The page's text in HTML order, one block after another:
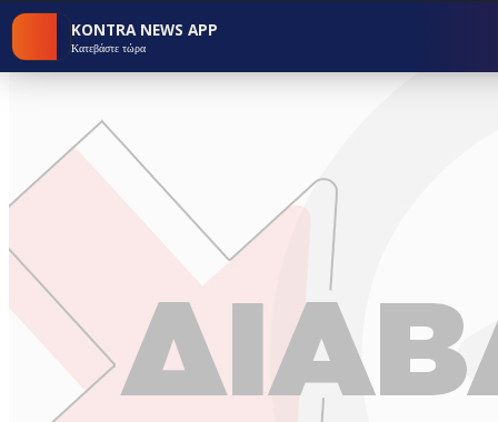
KONTRA NEWS APP
Κατεβάστε τώρα